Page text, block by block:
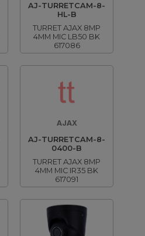
AJ-TURRETCAM-8-
HL-B
TURRET AJAX 8MP
4MM MIC LB50 BK
617086
AJAX
AJ-TURRETCAM-8-
0400-B
TURRET AJAX 8MP
4MM MIC IR35 BK
617091